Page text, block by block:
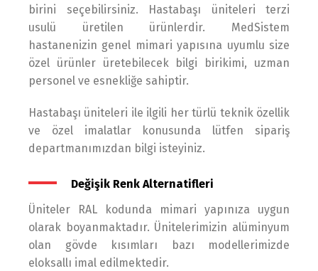
birini seçebilirsiniz. Hastabaşı üniteleri terzi
usulü üretilen ürünlerdir. MedSistem
hastanenizin genel mimari yapısına uyumlu size
özel ürünler üretebilecek bilgi birikimi, uzman
personel ve esnekliğe sahiptir.
Hastabaşı üniteleri ile ilgili her türlü teknik özellik
ve özel imalatlar konusunda lütfen sipariş
departmanımızdan bilgi isteyiniz.
Değişik Renk Alternatifleri
Üniteler RAL kodunda mimari yapınıza uygun
olarak boyanmaktadır. Ünitelerimizin alüminyum
olan gövde kısımları bazı modellerimizde
eloksallı imal edilmektedir.